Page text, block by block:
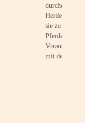
durchdachte
Herde
sie zu
Pferden
mit dem